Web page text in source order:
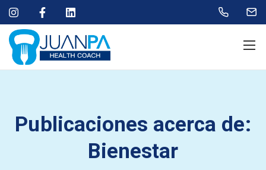
Publicaciones acerca de:
Bienestar